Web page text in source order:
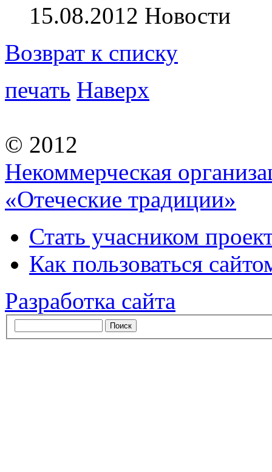
15.08.2012 Новости
Возврат к списку
печать Наверх
© 2012
Некоммерческая
«Отеческие традиции»
Стать учасником
Как пользоваться
Разработка сайта